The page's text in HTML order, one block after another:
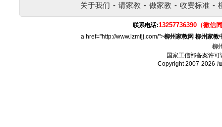
关于我们 - 请家教 - 做家教 - 收费标准 -
联系电话:13257736390（微信
a href="http://www.lzmfjj.com/">柳州家教网 柳州家教
柳
国家工信部备案许可
Copyright 2007-2026